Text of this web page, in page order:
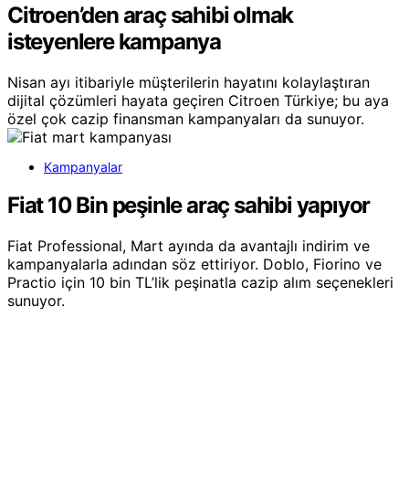
Citroen’den araç sahibi olmak
isteyenlere kampanya
Nisan ayı itibariyle müşterilerin hayatını kolaylaştıran
dijital çözümleri hayata geçiren Citroen Türkiye; bu aya
özel çok cazip finansman kampanyaları da sunuyor.
Kampanyalar
Fiat 10 Bin peşinle araç sahibi yapıyor
Fiat Professional, Mart ayında da avantajlı indirim ve
kampanyalarla adından söz ettiriyor. Doblo, Fiorino ve
Practio için 10 bin TL’lik peşinatla cazip alım seçenekleri
sunuyor.